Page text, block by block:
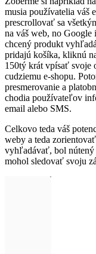
musia používatelia váš
prescrollovať sa
na váš web, no Google
chcený produkt
pridajú košíka, kliknú
150tý krát vpísať svoje
cudziemu e-shopu.
presmerovanie a
chodia používateľov
email alebo SMS.
Celkovo teda váš
weby a teda
vyhľadávať, bol nútený
mohol sledovať svoju